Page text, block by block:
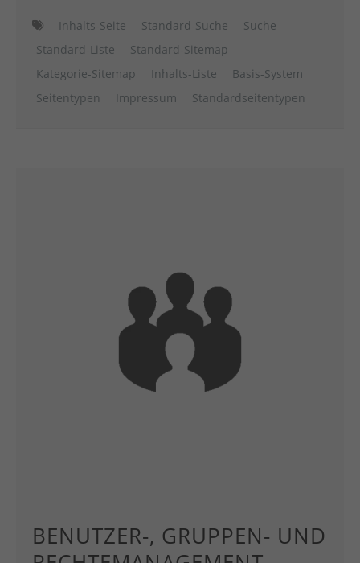
Inhalts-Seite Standard-Suche
Suche
Standard-Liste
Standard-Sitemap
Kategorie-Sitemap
Inhalts-Liste
Basis-System
Seitentypen
Impressum Standardseitentypen
BENUTZER-, GRUPPEN- UND